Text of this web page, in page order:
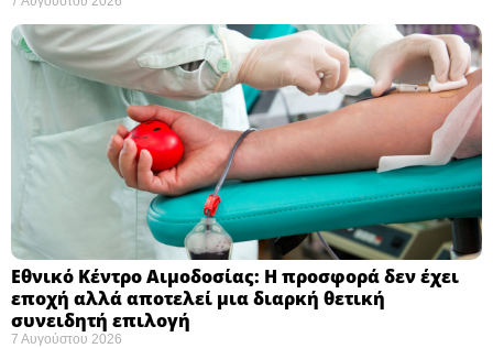
Εθνικό Κέντρο Αιμοδοσίας: H προσφορά δεν έχει
εποχή αλλά αποτελεί μια διαρκή θετική
συνειδητή επιλογή ​
7 Αυγούστου 2026